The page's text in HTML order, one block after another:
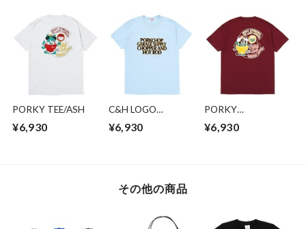
PORKY TEE/ASH
¥6,930
C&H LOGO
POCKET
TEE/LIGHT BLUE
¥6,930
PORKY
TEE/BURGUNDY
¥6,930
その他の商品